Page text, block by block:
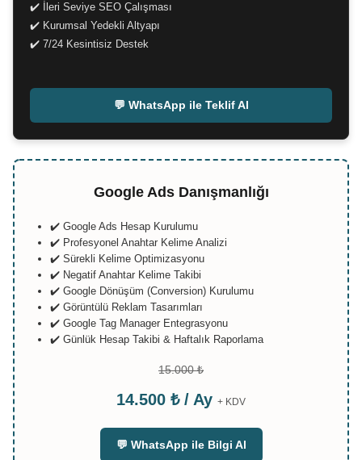
✔️ İleri Seviye SEO Çalışması
✔️ Kurumsal Yedekli Altyapı
✔️ 7/24 Kesintisiz Destek
💬 WhatsApp ile Teklif Al
Google Ads Danışmanlığı
✔️ Google Ads Hesap Kurulumu
✔️ Profesyonel Anahtar Kelime Analizi
✔️ Sürekli Kelime Optimizasyonu
✔️ Negatif Anahtar Kelime Takibi
✔️ Google Dönüşüm (Conversion) Kurulumu
✔️ Görüntülü Reklam Tasarımları
✔️ Google Tag Manager Entegrasyonu
✔️ Günlük Hesap Takibi & Haftalık Raporlama
15.000 ₺
14.500 ₺ / Ay + KDV
💬 WhatsApp ile Bilgi Al